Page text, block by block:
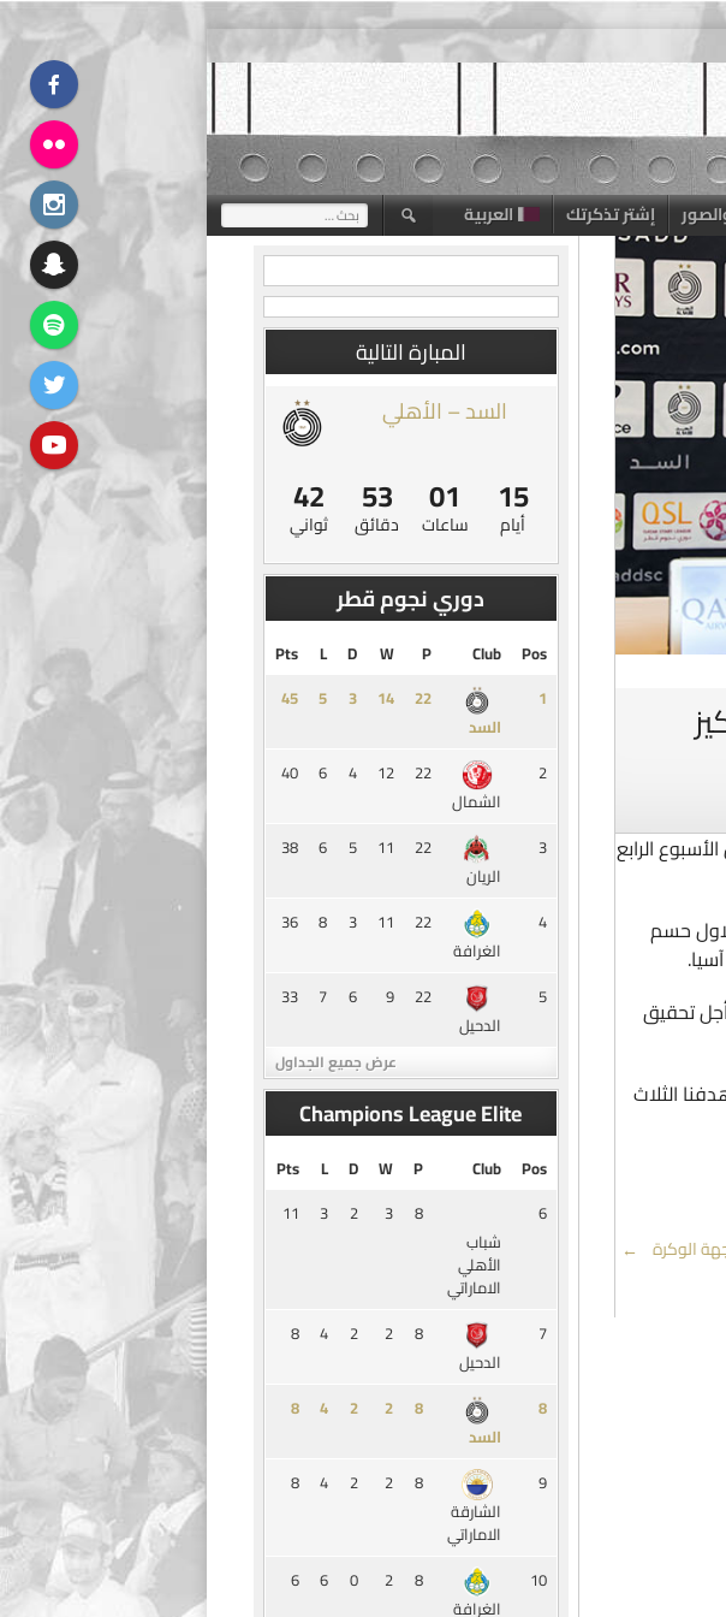
إشتر تذكرتك العربية البحث
عن:
الرابع
حسم
تحقيق
الثلاث
الوكرة →
المبارة التالية
السد – الأهلي
15
أيام
01
ساعات
53
دقائق
41
ثواني
دوري نجوم قطر
Pos
Club
P
W
D
L
Pts
1
السد
‏22
14
3
5
45
2
الشمال
22
12
4
6
40
3
الريان
22
11
5
6
38
4
الغرافة
22
11
3
8
36
5
الدحيل
22
9
6
7
33
عرض جميع الجداول
Champions League Elite
Pos
Club
P
W
D
L
Pts
6
شباب
الأهلي
الاماراتي
8
3
2
3
11
7
الدحيل
8
2
2
4
8
8
السد
8
2
2
4
8
9
الشارقة
الاماراتي
8
2
2
4
8
10
الغرافة
8
2
0
6
6